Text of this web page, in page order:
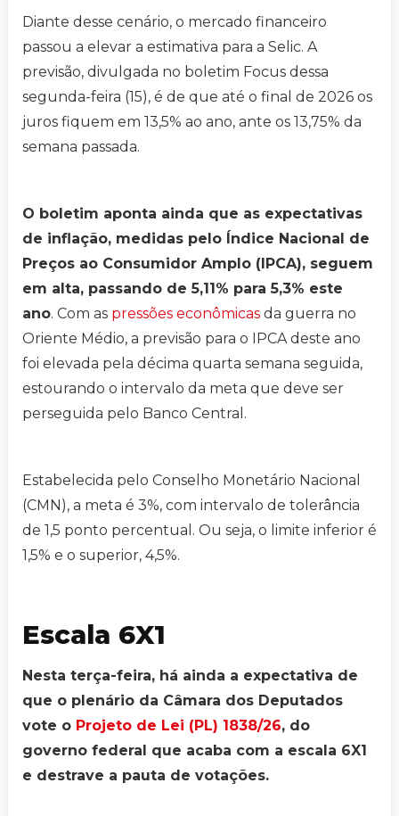
Diante desse cenário, o mercado financeiro
passou a elevar a estimativa para a Selic. A
previsão, divulgada no boletim Focus dessa
segunda-feira (15), é de que até o final de 2026 os
juros fiquem em 13,5% ao ano, ante os 13,75% da
semana passada.
O boletim aponta ainda que as expectativas
de inflação, medidas pelo Índice Nacional de
Preços ao Consumidor Amplo (IPCA), seguem
em alta, passando de 5,11% para 5,3% este
ano. Com as pressões econômicas da guerra no
Oriente Médio, a previsão para o IPCA deste ano
foi elevada pela décima quarta semana seguida,
estourando o intervalo da meta que deve ser
perseguida pelo Banco Central.
Estabelecida pelo Conselho Monetário Nacional
(CMN), a meta é 3%, com intervalo de tolerância
de 1,5 ponto percentual. Ou seja, o limite inferior é
1,5% e o superior, 4,5%.
Escala 6X1
Nesta terça-feira, há ainda a expectativa de
que o plenário da Câmara dos Deputados
vote o Projeto de Lei (PL) 1838/26, do
governo federal que acaba com a escala 6X1
e destrave a pauta de votações.